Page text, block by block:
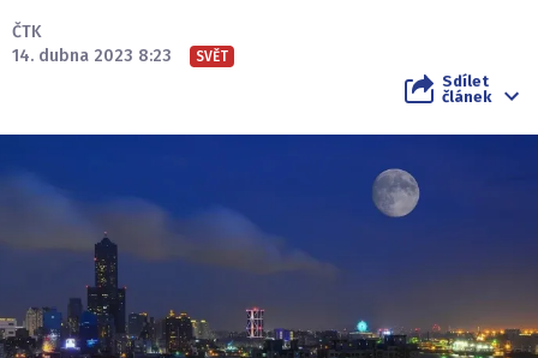
ČTK
14. dubna 2023 8:23
SVĚT
Sdílet
článek